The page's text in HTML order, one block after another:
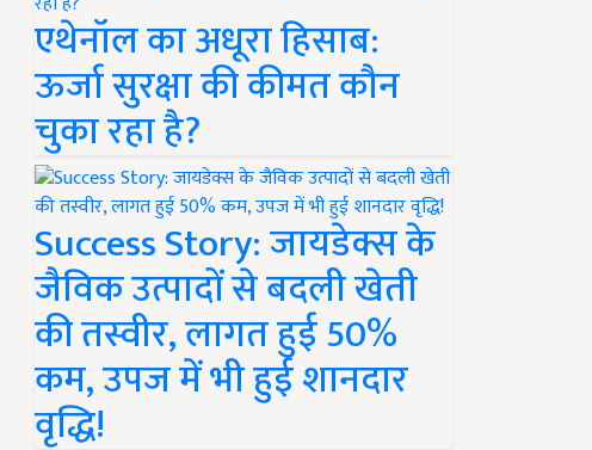
एथेनॉल का अधूरा हिसाब:
ऊर्जा सुरक्षा की कीमत कौन
चुका रहा है?
Success Story: जायडेक्स के
जैविक उत्पादों से बदली खेती
की तस्वीर, लागत हुई 50%
कम, उपज में भी हुई शानदार
वृद्धि!